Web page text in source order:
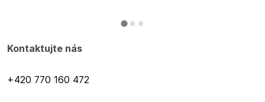
Kontaktujte nás
+420 770 160 472